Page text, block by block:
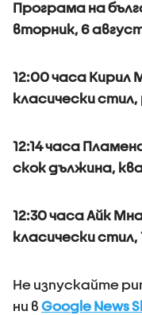
Програма на
вторник, 6
12:00 часа Кирил
класически
12:14 часа
скок дължина,
12:30 часа Айк
класически стил,
Не изпускайте
ни в Google News